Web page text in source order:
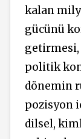
kalan
gücünü
politik
dönemin
pozisyon
dilsel,